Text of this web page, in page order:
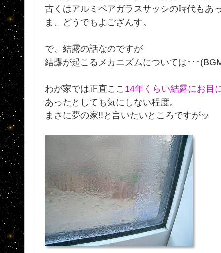
古くはアルミペアガラスサッシの時代もあ
ま、どうでもよござんす。
で、結露の話なのですが
結露が起こるメカニズムについては･･･
わが家では正直ここ 14年くらい結露にお目
あったとしても気にしない程度。
まさに夢の家!!と言いたいところですがッ